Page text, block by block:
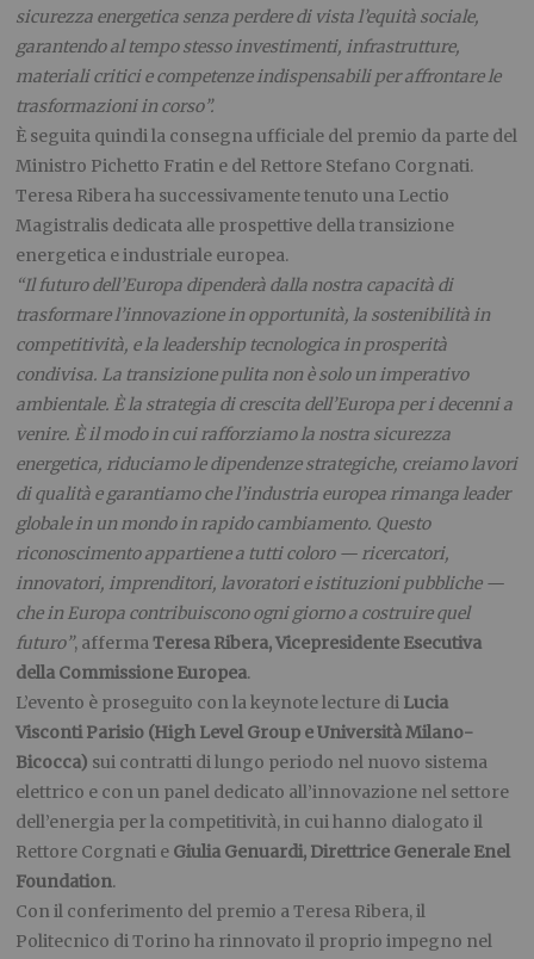
sicurezza energetica senza perdere di vista l’equità sociale,
garantendo al tempo stesso investimenti, infrastrutture,
materiali critici e competenze indispensabili per affrontare le
trasformazioni in corso”.
È seguita quindi la consegna ufficiale del premio da parte del
Ministro Pichetto Fratin e del Rettore Stefano Corgnati.
Teresa Ribera ha successivamente tenuto una Lectio
Magistralis dedicata alle prospettive della transizione
energetica e industriale europea.
“Il futuro dell’Europa dipenderà dalla nostra capacità di
trasformare l’innovazione in opportunità, la sostenibilità in
competitività, e la leadership tecnologica in prosperità
condivisa. La transizione pulita non è solo un imperativo
ambientale. È la strategia di crescita dell’Europa per i decenni a
venire. È il modo in cui rafforziamo la nostra sicurezza
energetica, riduciamo le dipendenze strategiche, creiamo lavori
di qualità e garantiamo che l’industria europea rimanga leader
globale in un mondo in rapido cambiamento. Questo
riconoscimento appartiene a tutti coloro — ricercatori,
innovatori, imprenditori, lavoratori e istituzioni pubbliche —
che in Europa contribuiscono ogni giorno a costruire quel
futuro”, affermaTeresa Ribera, Vicepresidente Esecutiva
della Commissione Europea.
L’evento è proseguito con la keynote lecture di Lucia
Visconti Parisio (High Level Group e Università Milano-
Bicocca) sui contratti di lungo periodo nel nuovo sistema
elettrico e con un panel dedicato all’innovazione nel settore
dell’energia per la competitività, in cui hanno dialogato il
Rettore Corgnati e Giulia Genuardi, Direttrice Generale Enel
Foundation.
Con il conferimento del premio a Teresa Ribera, il
Politecnico di Torino ha rinnovato il proprio impegno nel